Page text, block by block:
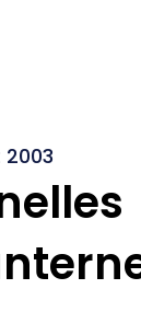
2003